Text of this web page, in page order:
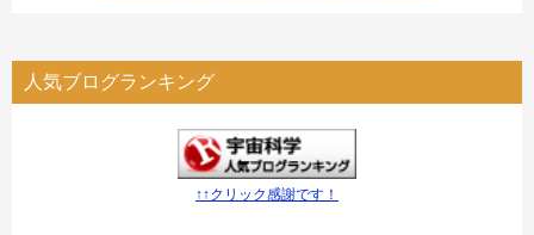
人気ブログランキング
↑↑クリック感謝です！